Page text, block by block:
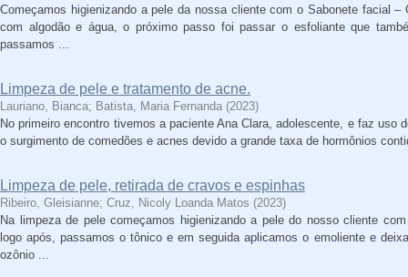
Começamos higienizando a pele da nossa cliente com o Sabonete facial
com algodão e água, o próximo passo foi passar o esfoliante que
passamos ...
Limpeza de pele e tratamento de acne.
Lauriano, Bianca; Batista, Maria Fernanda (2023)
No primeiro encontro tivemos a paciente Ana Clara, adolescente, e faz uso
o surgimento de comedões e acnes devido a grande taxa de hormônios
Limpeza de pele, retirada de cravos e espinhas
Ribeiro, Gleisianne; Cruz, Nicoly Loanda Matos (2023)
Na limpeza de pele começamos higienizando a pele do nosso cliente
logo após, passamos o tônico e em seguida aplicamos o emoliente e
ozônio ...